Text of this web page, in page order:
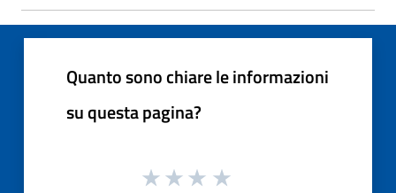
Quanto sono chiare le informazioni
su questa pagina?